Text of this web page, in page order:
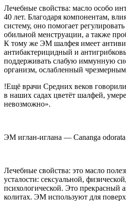
Лечебные свойства: масло особо
40 лет. Благодаря компонентам,
систему, оно помогает
обильной менструации, а также
К тому же ЭМ шалфея имеет
антибактерицидный и
поддерживать слабую иммунную
организм, ослабленный
!Ещё врачи Средних веков
в наших садах цветёт шалфей,
невозможно».
ЭМ иглан-иглана — Cananga odorata
Лечебные свойства: это масло
усталости: сексуальной,
психологической. Это прекрасный
колитах. ЭМ используют для